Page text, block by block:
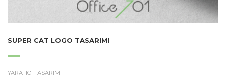
SUPER CAT LOGO TASARIMI
YARATICI TASARIM